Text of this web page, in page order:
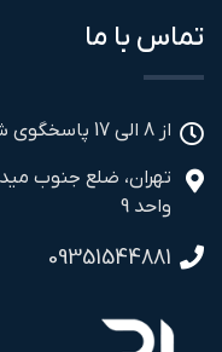
تماس با ما
از 8 الی 17 پاسخگوی شما هستیم...
واحد 9
09351544881